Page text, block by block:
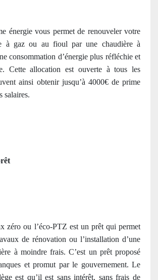
énergie vous permet de renouveler votre
à gaz ou au fioul par une chaudière à
consommation d’énergie plus réfléchie et
Cette allocation est ouverte à tous les
ainsi obtenir jusqu’à 4000€ de prime
salaires.
zéro ou l’éco-PTZ est un prêt qui permet
de rénovation ou l’installation d’une
à moindre frais. C’est un prêt proposé
et promut par le gouvernement. Le
est qu’il est sans intérêt, sans frais de